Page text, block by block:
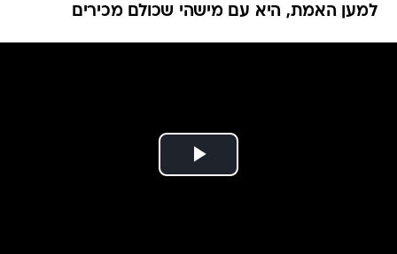
למען האמת, היא עם מישהי שכולם מכירים